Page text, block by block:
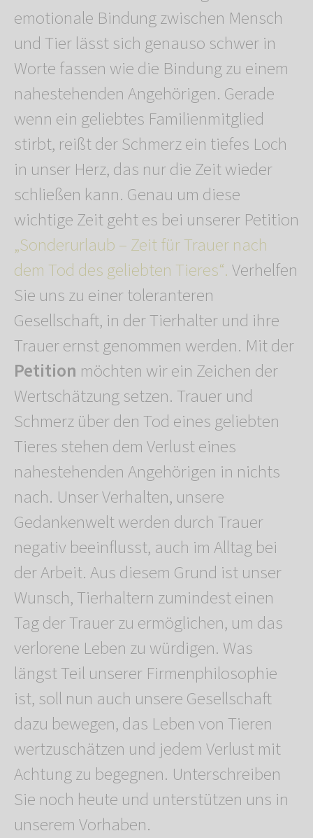
emotionale Bindung zwischen Mensch
und Tier lässt sich genauso schwer in
Worte fassen wie die Bindung zu einem
nahestehenden Angehörigen. Gerade
wenn ein geliebtes Familienmitglied
stirbt, reißt der Schmerz ein tiefes Loch
in unser Herz, das nur die Zeit wieder
schließen kann. Genau um diese
wichtige Zeit geht es bei unserer Petition
„Sonderurlaub – Zeit für Trauer nach
dem Tod des geliebten Tieres“.Verhelfen
Sie uns zu einer toleranteren
Gesellschaft, in der Tierhalter und ihre
Trauer ernst genommen werden. Mit der
Petition möchten wir ein Zeichen der
Wertschätzung setzen. Trauer und
Schmerz über den Tod eines geliebten
Tieres stehen dem Verlust eines
nahestehenden Angehörigen in nichts
nach. Unser Verhalten, unsere
Gedankenwelt werden durch Trauer
negativ beeinflusst, auch im Alltag bei
der Arbeit. Aus diesem Grund ist unser
Wunsch, Tierhaltern zumindest einen
Tag der Trauer zu ermöglichen, um das
verlorene Leben zu würdigen. Was
längst Teil unserer Firmenphilosophie
ist, soll nun auch unsere Gesellschaft
dazu bewegen, das Leben von Tieren
wertzuschätzen und jedem Verlust mit
Achtung zu begegnen. Unterschreiben
Sie noch heute und unterstützen uns in
unserem Vorhaben.